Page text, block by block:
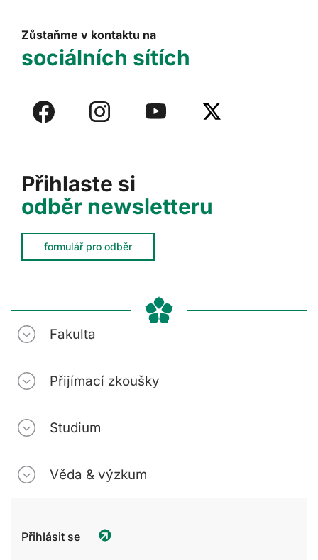
Přihlaste si
odběr newsletteru
formulář pro odběr
Zůstaňme v kontaktu na
sociálních sítích
Fakulta
Přijímací zkoušky
Studium
Věda & výzkum
Přihlásit se